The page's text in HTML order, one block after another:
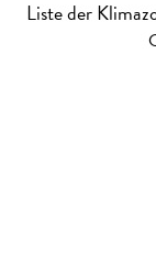
Liste der